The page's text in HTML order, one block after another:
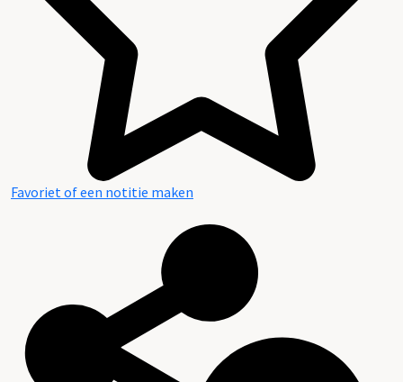
Favoriet of een notitie maken